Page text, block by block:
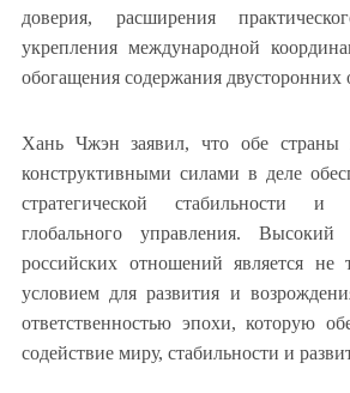
доверия, расширения
укрепления международной
обогащения содержания
Хань Чжэн заявил, что обе страны
конструктивными силами в деле
стратегической стабильности и
глобального управления. Высокий
российских отношений является не
условием для развития и
ответственностью эпохи, которую
содействие миру, стабильности и